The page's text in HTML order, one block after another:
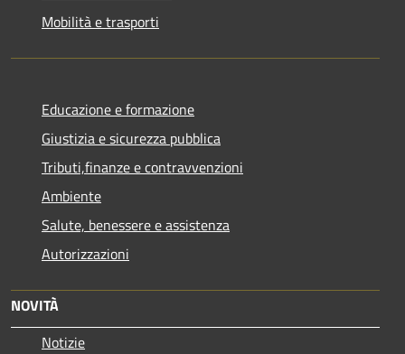
Mobilità e trasporti
Educazione e formazione
Giustizia e sicurezza pubblica
Tributi,finanze e contravvenzioni
Ambiente
Salute, benessere e assistenza
Autorizzazioni
NOVITÀ
Notizie